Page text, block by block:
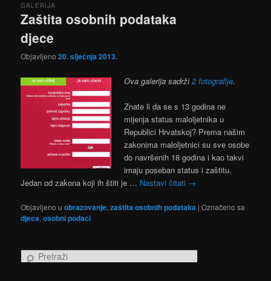
Zaštita osobnih podataka
djece
GALERIJA
Objavljeno20. siječnja 2013.
Ova galerija sadrži2 fotografije.
Znate li da se s 13 godina ne
mijenja status maloljetnika u
Republici Hrvatskoj? Prema našim
zakonima maloljetnici su sve osobe
do navršenih 18 godina i kao takvi
imaju poseban status i zaštitu.
Jedan od zakona koji ih štiti je … Nastavi čitati →
Objavljeno u obrazovanje,zaštita osobnih podataka |Označeno sa
djeca,osobni podaci